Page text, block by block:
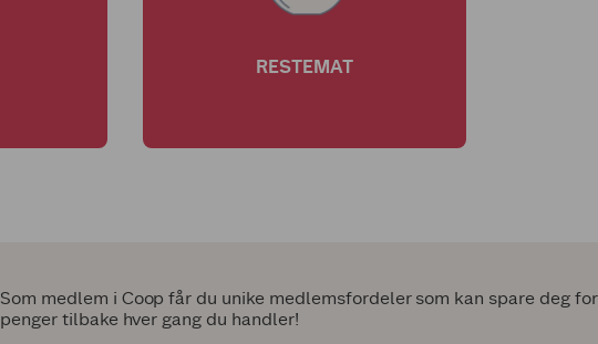
RESTEMAT
Som medlem i Coop får du unike medlemsfordeler som kan spare deg
penger tilbake hver gang du handler!